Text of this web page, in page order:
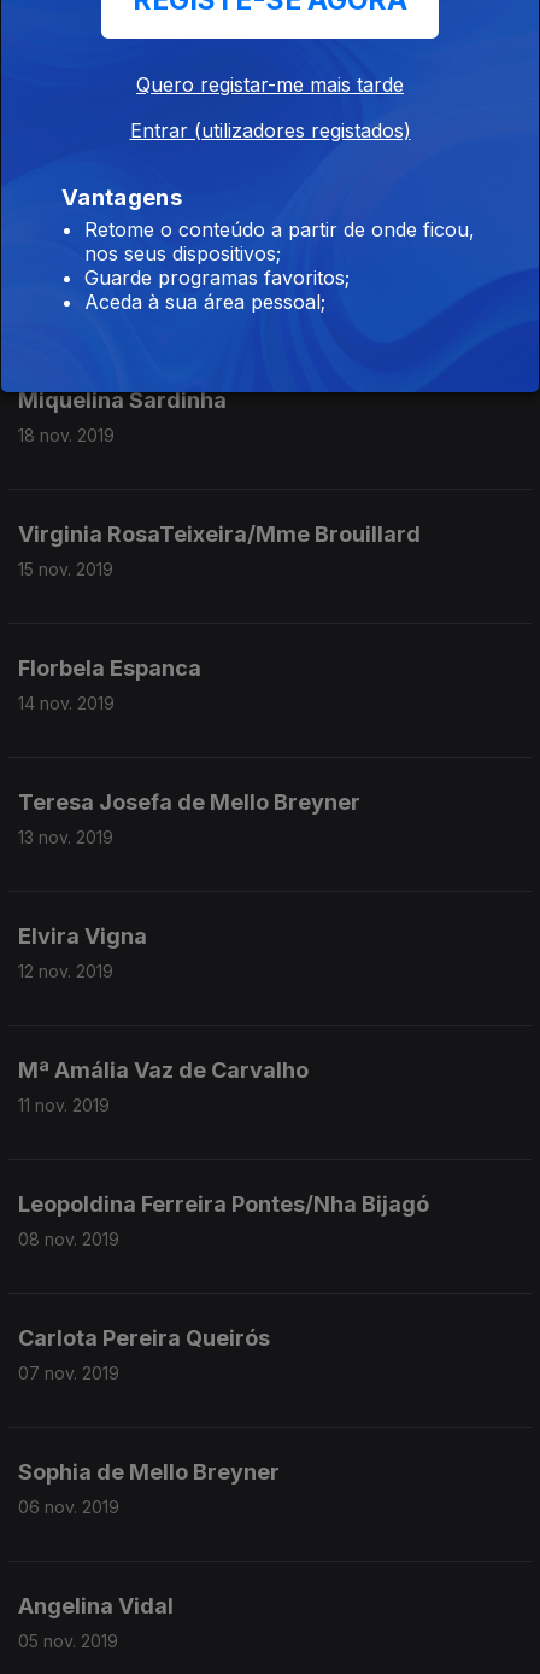
21 nov. 2019
Celina Guimarães
Francisca Menezes
19 nov. 2019
Miquelina Sardinha
18 nov. 2019
Virginia RosaTeixeira/Mme Brouillard
15 nov. 2019
Florbela Espanca
14 nov. 2019
Teresa Josefa de Mello Breyner
13 nov. 2019
Elvira Vigna
12 nov. 2019
Mª Amália Vaz de Carvalho
11 nov. 2019
Leopoldina Ferreira Pontes/Nha Bijagó
08 nov. 2019
Carlota Pereira Queirós
07 nov. 2019
Sophia de Mello Breyner
06 nov. 2019
Angelina Vidal
05 nov. 2019
Quero registar-me mais tarde
Entrar (utilizadores registados)
Vantagens
Retome o conteúdo a partir de onde ficou,
nos seus dispositivos;
Guarde programas favoritos;
Aceda à sua área pessoal;